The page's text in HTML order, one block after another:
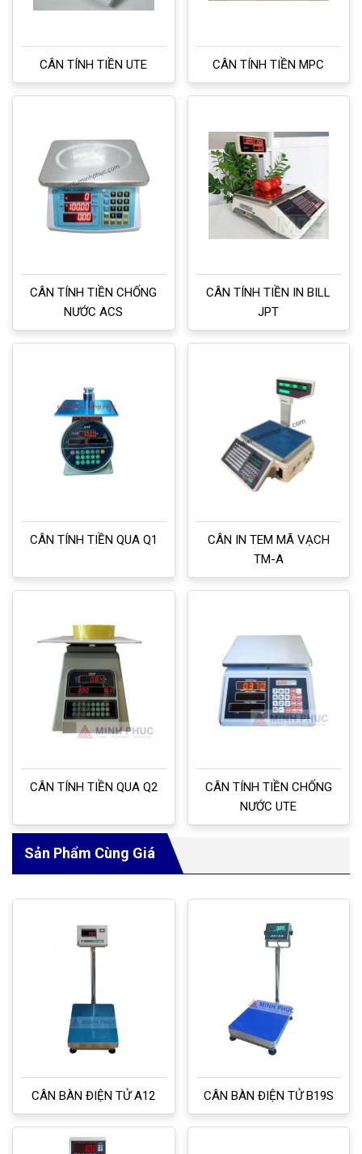
CÂN TÍNH TIỀN UTE CÂN TÍNH TIỀN MPC
CÂN TÍNH TIỀN CHỐNG
NƯỚC ACS
CÂN TÍNH TIỀN IN BILL
JPT
CÂN TÍNH TIỀN QUA Q1
CÂN IN TEM MÃ VẠCH
TM-A
CÂN TÍNH TIỀN QUA Q2
CÂN TÍNH TIỀN CHỐNG
NƯỚC UTE
Sản Phẩm Cùng Giá
CÂN BÀN ĐIỆN TỬ A12 CÂN BÀN ĐIỆN TỬ B19S